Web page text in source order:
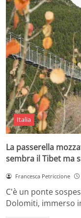
Italia
La passerella
sembra il Tibet ma
Francesca Petriccione
C'è un ponte
Dolomiti, immerso